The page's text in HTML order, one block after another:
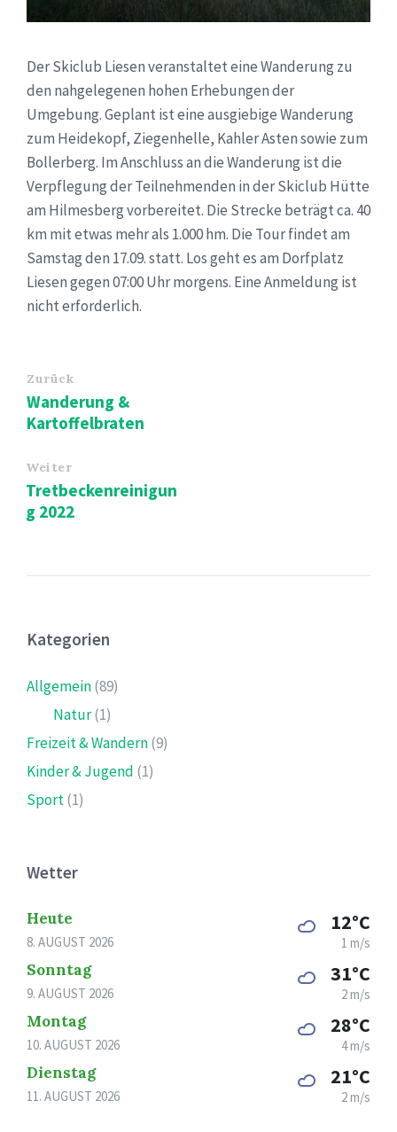
Der Skiclub Liesen veranstaltet eine Wanderung zu
den nahgelegenen hohen Erhebungen der
Umgebung. Geplant ist eine ausgiebige Wanderung
zum Heidekopf, Ziegenhelle, Kahler Asten sowie zum
Bollerberg. Im Anschluss an die Wanderung ist die
Verpflegung der Teilnehmenden in der Skiclub Hütte
am Hilmesberg vorbereitet. Die Strecke beträgt ca. 40
km mit etwas mehr als 1.000 hm. Die Tour findet am
Samstag den 17.09. statt. Los geht es am Dorfplatz
Liesen gegen 07:00 Uhr morgens. Eine Anmeldung ist
nicht erforderlich.
Zurück
Wanderung &
Kartoffelbraten
Weiter
Tretbeckenreinigun
g 2022
Kategorien
Allgemein(89)
Natur(1)
Freizeit & Wandern(9)
Kinder & Jugend (1)
Sport(1)
Wetter
Heute
8. AUGUST 2026
12°C
1 m/s
Sonntag
9. AUGUST 2026
31°C
2 m/s
Montag
10. AUGUST 2026
28°C
4 m/s
Dienstag
11. AUGUST 2026
21°C
2 m/s